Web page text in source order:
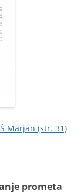
Marjan (str. 31)
prometa